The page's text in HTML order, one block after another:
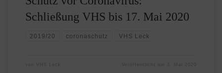
Schließung VHS bis 17. Mai 2020
2019/20 coronaschutz VHS Leck